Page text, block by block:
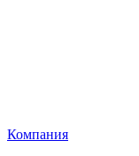
Компания